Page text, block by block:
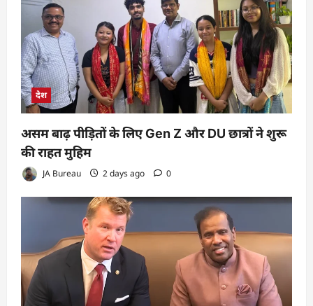
देश
असम बाढ़ पीड़ितों के लिए Gen Z और DU छात्रों ने शुरू
की राहत मुहिम
JA Bureau 2 days ago 0